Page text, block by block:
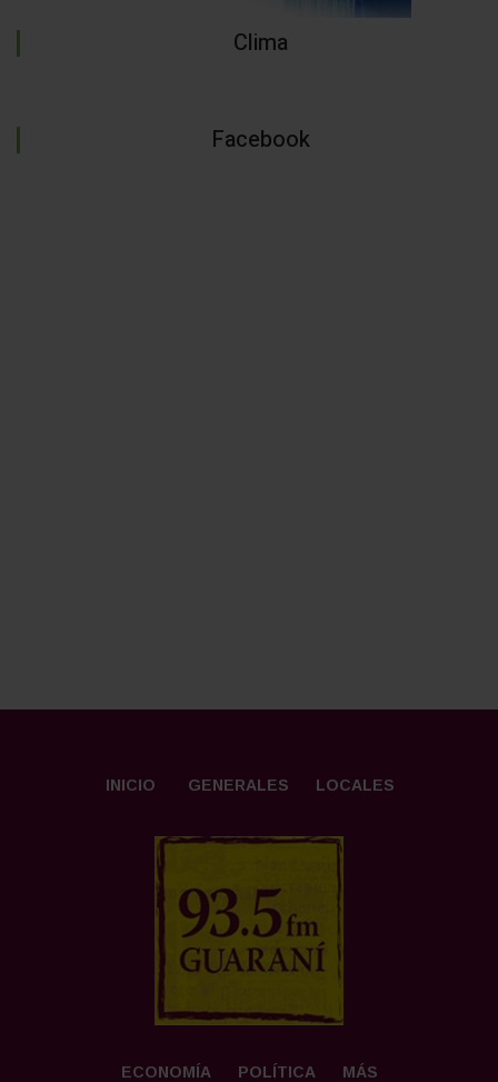
Clima
Facebook
INICIO GENERALES LOCALES
ECONOMÍA POLÍTICA MÁS